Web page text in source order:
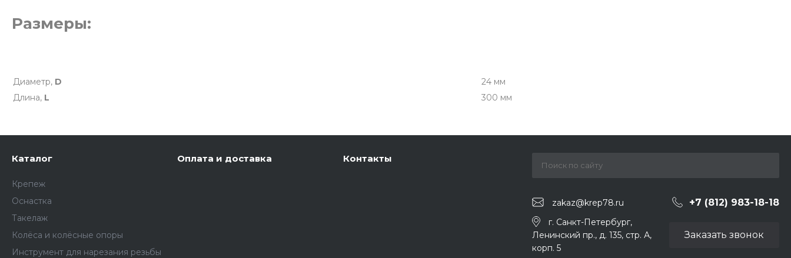
Размеры:
Диаметр, D
24 мм
Длина, L 300 мм
Каталог
Крепеж
Оснастка
Такелаж
Колёса и колëсные опоры
Инструмент для нарезания резьбы
Оплата и доставка Контакты
zakaz@krep78.ru +7 (812) 983-18-18
г. Санкт-Петербург,
Ленинский пр., д. 135, стр. А,
корп. 5
Заказать звонок